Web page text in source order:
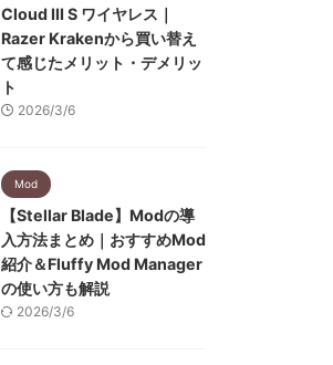
Cloud III S ワイヤレス｜
Razer Krakenから買い替え
て感じたメリット・デメリッ
ト
2026/3/6
Mod
【Stellar Blade】Modの導
入方法まとめ｜おすすめMod
紹介＆Fluffy Mod Manager
の使い方も解説
2026/3/6